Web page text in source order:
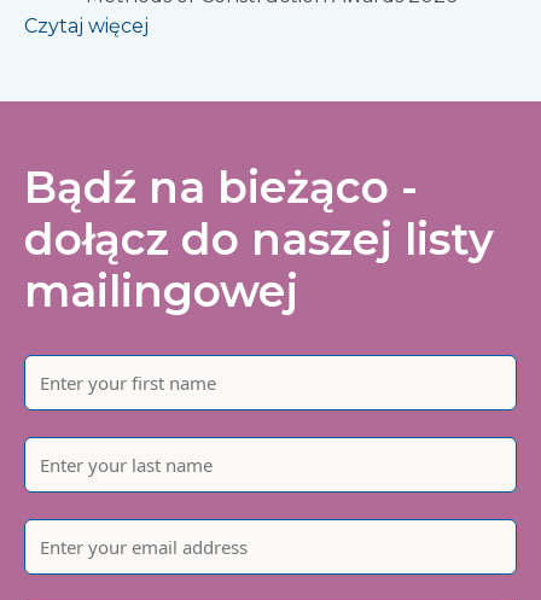
Czytaj więcej
Bądź na bieżąco -
dołącz do naszej listy
mailingowej